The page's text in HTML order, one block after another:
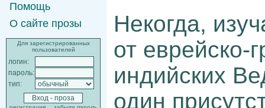
Помощь
О сайте прозы
Для зарегистрированных
пользователей
логин:
пароль:
тип:
Некогда,
от еврейско-
индийских
один